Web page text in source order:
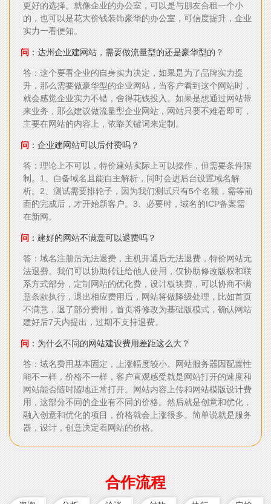
更好的选择。就像企业的办公室，可以是与朋友合租一个小
的，也可以是花大价钱装饰豪华的办公室，可信度提升，企业
实力一看便知。
问：达州企业建网站，需要做流量型的还是豪华型的？
答：这个要看企业的自身实力决定，如果是为了品牌实力提
升，那么需要做豪华型的企业网站，当客户看到这个网站时，
就会感觉企业实力不错，舍得花钱投入。如果是想通过网站带
来业务，那么建议做流量型企业网站，网站只要不难看即可，
主要在网站的内容上，依靠关键词来定制。
问：企业建网站可以后付费吗？
答：理论上不可以，特价建站实际上可以操作，但需要条件限
制。1、自备域名且能自主解析，同时会进后台设置域名解
析。2、测试需要排轮子，因为我们测试只有5个名额，需等前
面的完成后，才开始新客户。3、必要时，域名的ICP备案需
在新网。
问：建好的网站不满意可以退费吗？
答：域名注册后无法退费，主机开通后无法退费，特价网站无
法退费。我们可以协助转让给他人使用，仅协助修改版权和联
系方式部分，定制网站的优化费，设计板块费，可以协商不满
意条款执行，退出相应费用后，网站将做降级处理，比如首页
不满意，退了部分费用，首页将修改为基础版模式，确认网站
建好后7天内提出，过期不支持退费。
问：为什么不同的网站建设费用差距这么大？
答：域名费用基本固定，上涨幅度较小。网站服务器因配置性
能不一样，价格不一样，客户直观感受就是网站打开的速度和
网站能否随时随地正常打开。网站内容上传和网站模版设计费
用，这部分不同的企业有不同的价格。然后就是创意和优化，
融入创意和优化的项目，价格就会上涨很多。简单说就是服务
器，设计，创意决定着网站的价格。
合作流程